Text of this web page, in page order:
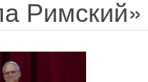
Римский»